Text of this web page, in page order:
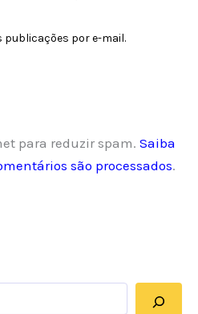
publicações por e-mail.
para reduzir spam. Saiba
são processados.